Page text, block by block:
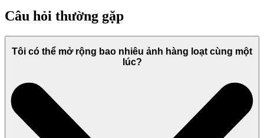
Câu hỏi thường gặp
Tôi có thể mở rộng bao nhiêu ảnh hàng loạt cùng một
lúc?